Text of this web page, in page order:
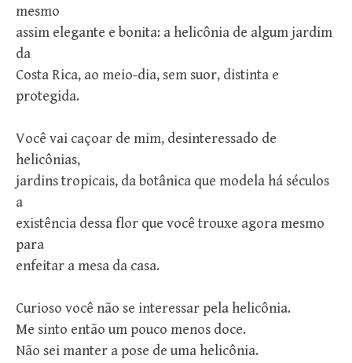
mesmo
assim elegante e bonita: a helicônia de algum jardim
da
Costa Rica, ao meio-dia, sem suor, distinta e
protegida.
Você vai caçoar de mim, desinteressado de
helicônias,
jardins tropicais, da botânica que modela há séculos
a
existência dessa flor que você trouxe agora mesmo
para
enfeitar a mesa da casa.
Curioso você não se interessar pela helicônia.
Me sinto então um pouco menos doce.
Não sei manter a pose de uma helicônia.